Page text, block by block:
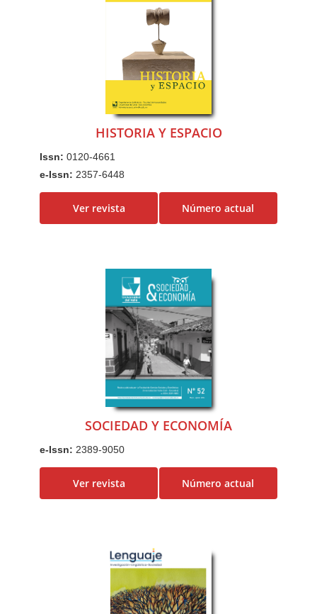
HISTORIA Y ESPACIO
Issn:0120-4661
e-Issn: 2357-6448
Ver revista Número actual
SOCIEDAD Y ECONOMÍA
e-Issn: 2389-9050
Ver revista Número actual